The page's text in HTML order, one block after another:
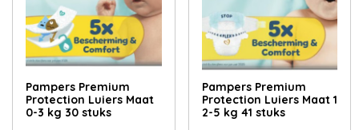
Pampers Premium
Protection Luiers Maat
0-3 kg 30 stuks
Pampers Premium
Protection Luiers Maat 1
2-5 kg 41 stuks